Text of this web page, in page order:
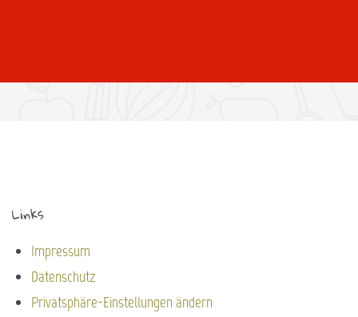
Links
Impressum
Datenschutz
Privatsphäre-Einstellungen ändern